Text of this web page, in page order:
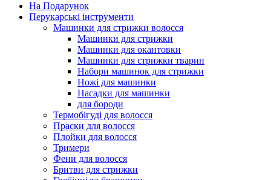
На Подарунок
Перукарські інструменти
Машинки для стрижки волосся
Машинки для стрижки
Машинки для окантовки
Машинки для стрижки тварин
Набори машинок для стрижки
Ножі для машинки
Насадки для машинки
для бороди
Термобігуді для волосся
Праски для волосся
Плойки для волосся
Тримери
Фени для волосся
Бритви для стрижки